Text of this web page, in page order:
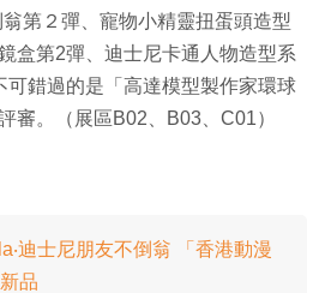
第２彈、寵物小精靈扭蛋頭造型
盒第2彈、迪士尼卡通人物造型系
可錯過的是「高達模型製作家環球
審。（展區B02、B03、C01）
迪士尼朋友不倒翁 「香港動漫
品